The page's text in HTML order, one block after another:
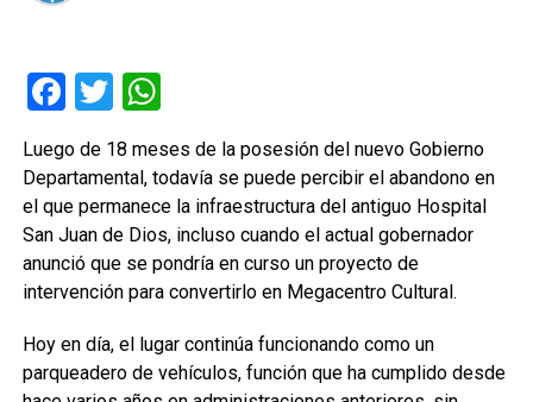
Facebook
TwitterWhatsApp
Luego de 18 meses de la posesión del nuevo Gobierno
Departamental, todavía se puede percibir el abandono en
el que permanece la infraestructura del antiguo Hospital
San Juan de Dios, incluso cuando el actual gobernador
anunció que se pondría en curso un proyecto de
intervención para convertirlo en Megacentro Cultural.
Hoy en día, el lugar continúa funcionando como un
parqueadero de vehículos, función que ha cumplido desde